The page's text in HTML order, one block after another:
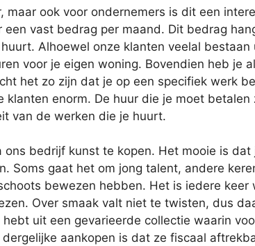
maar ook voor ondernemers is dit een
een vast bedrag per maand. Dit bedrag
Alhoewel onze klanten veelal bestaan
voor je eigen woning. Bovendien heb je
het zo zijn dat je op een specifiek werk
klanten enorm. De huur die je moet betalen
van de werken die je huurt.
ons bedrijf kunst te kopen. Het mooie is dat
Soms gaat het om jong talent, andere
bewezen hebben. Het is iedere keer
Over smaak valt niet te twisten, dus
uit een gevarieerde collectie waarin
aankopen is dat ze fiscaal